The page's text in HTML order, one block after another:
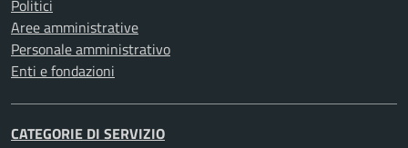
Politici
Aree amministrative
Personale amministrativo
Enti e fondazioni
CATEGORIE DI SERVIZIO